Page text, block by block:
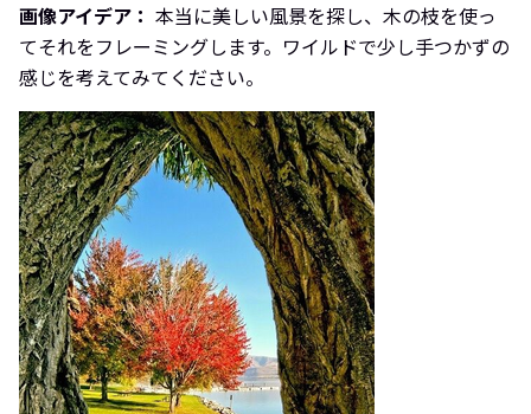
画像アイデア： 本当に美しい風景を探し、木の枝を使っ
てそれをフレーミングします。ワイルドで少し手つかずの
感じを考えてみてください。